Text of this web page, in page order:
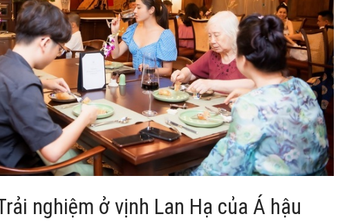
nghiệm ở vịnh Lan Hạ của Á hậu